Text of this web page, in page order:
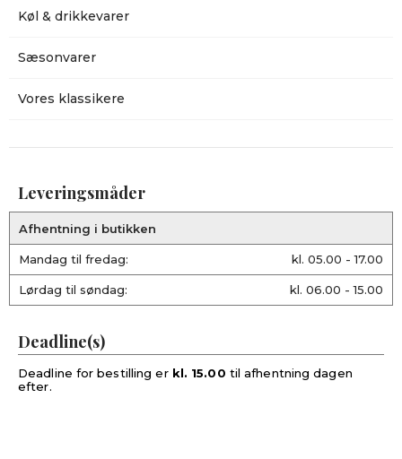
Køl & drikkevarer
Sæsonvarer
Vores klassikere
Leveringsmåder
Afhentning i butikken
Mandag til fredag: kl. 05.00 - 17.00
Lørdag til søndag: kl. 06.00 - 15.00
Deadline(s)
Deadline for bestilling er kl. 15.00 til afhentning dagen
efter.